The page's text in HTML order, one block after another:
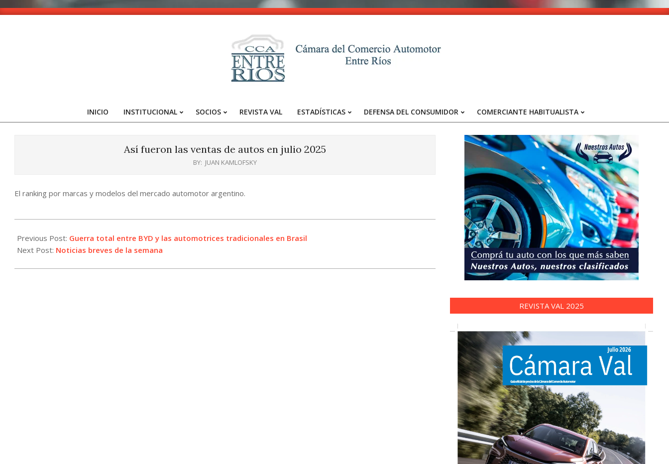
Skip
-
Entre
Primary
INICIO INSTITUCIONAL SOCIOS REVISTA VAL ESTADÍSTICAS DEFENSA DEL CONSUMIDOR COMERCIANTE HABITUALISTA
Así fueron las ventas de autos en julio 2025
BY: JUAN KAMLOFSKY
El ranking por marcas y modelos del mercado automotor argentino.
07-
31
Previous Post: Guerra total entre BYD y las automotrices tradicionales en Brasil
Next Post: Noticias breves de la semana
REVISTA VAL 2025